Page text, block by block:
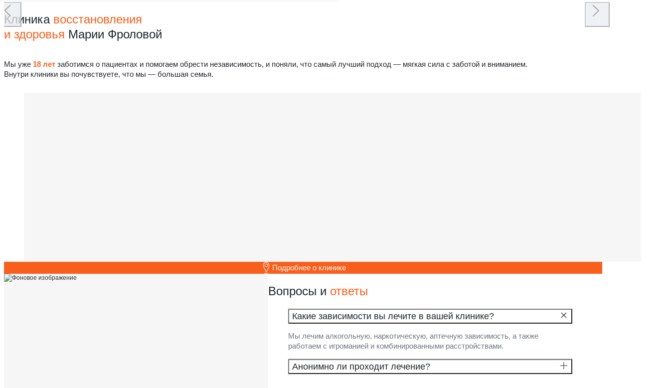
Клиника восстановления
и здоровья Марии Фроловой
Мы уже 18 лет заботимся о пациентах и помогаем обрести независимость, и поняли, что самый лучший подход — мягкая сила с заботой и вниманием.
Внутри клиники вы почувствуете, что мы — большая семья.
Подробнее о клинике
Вопросы и ответы
Какие зависимости вы лечите в вашей клинике?
Мы лечим алкогольную, наркотическую, аптечную зависимость, а также
работаем с игроманией и комбинированными расстройствами.
Анонимно ли проходит лечение?